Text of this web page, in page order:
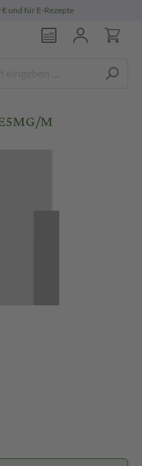
€ und für E-Rezepte
M